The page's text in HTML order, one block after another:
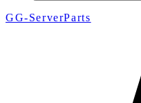
GG-ServerParts